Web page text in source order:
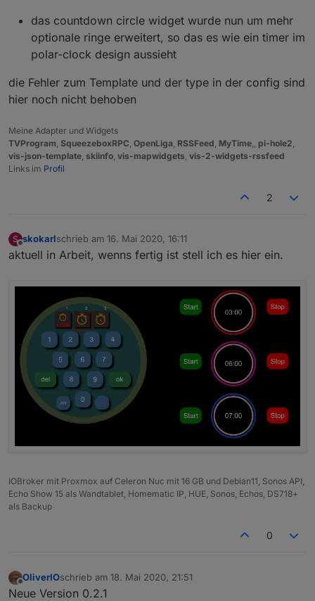
das countdown circle widget wurde nun um mehr
optionale ringe erweitert, so das es wie ein timer im
polar-clock design aussieht
die Fehler zum Template und der type in der config sind
hier noch nicht behoben
Meine Adapter und Widgets
TVProgram SqueezeboxRPC OpenLiga RSSFeed MyTime pi-hole2
vis-json-template skiinfo vis-mapwidgets vis-2-widgets-rssfeed
Links im Profil
2
S
Offline
skokarlschrieb am 16. Mai 2020, 16:11
zuletzt editiert von
aktuell in Arbeit, wenns fertig ist stell ich es hier ein.
IOBroker mit Proxmox auf Celeron Nuc mit 16 GB und Debian11, Sonos API,
Echo Show 15 als Wandtablet, Homematic IP, HUE, Sonos, Echos, DS718+
als Backup
0
Offline
OliverIOschrieb am 18. Mai 2020, 21:51
zuletzt editiert von
Neue Version 0.2.1